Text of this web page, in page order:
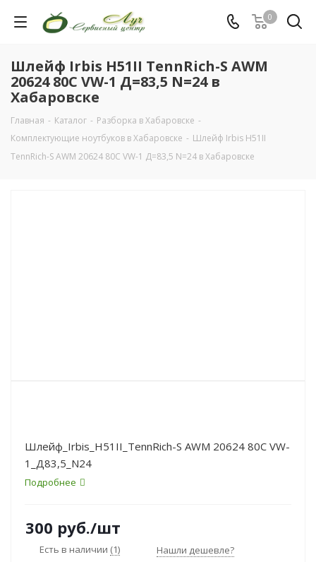
0
Шлейф Irbis H51II TennRich-S AWM
20624 80C VW-1 Д=83,5 N=24 в
Хабаровске
Главная - Каталог - Разборка в Хабаровске -
Комплектующие ноутбуков в Хабаровске - Шлейф Irbis H51II
TennRich-S AWM 20624 80C VW-1 Д=83,5 N=24 в Хабаровске
Шлейф_Irbis_H51II_TennRich-S AWM 20624 80C VW-
1_Д83,5_N24
Подробнее
300 руб./шт
Есть в наличии (1) Нашли дешевле?